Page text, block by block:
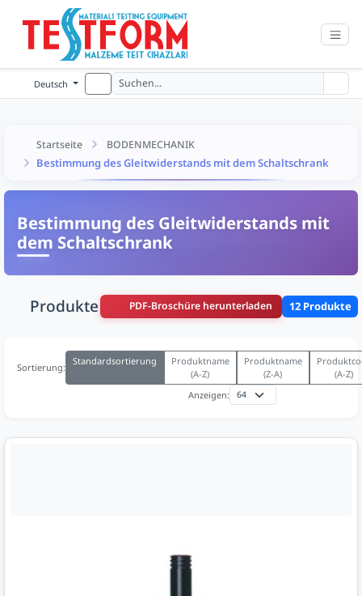
Deutsch
Startseite BODENMECHANIK
Bestimmung des Gleitwiderstands mit dem Schaltschrank
Bestimmung des Gleitwiderstands mit
dem Schaltschrank
Produkte PDF-Broschüre herunterladen 12 Produkte
Sortierung:
Standardsortierung
Produktname
(A-Z)
Produktname
(Z-A)
(A-Z)
Anzeigen: